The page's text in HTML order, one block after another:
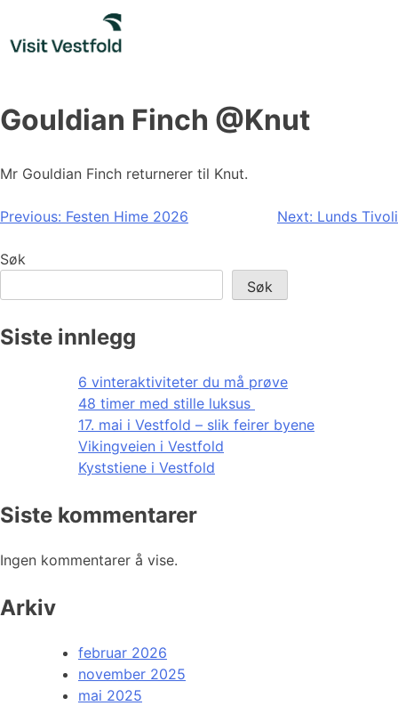
content
Gouldian Finch @Knut
Mr Gouldian Finch returnerer til Knut.
Innleggsnavigasjon
Previous: Festen Hime 2026 Next: Lunds Tivoli
Søk
Søk
Siste innlegg
6 vinteraktiviteter du må prøve
48 timer med stille luksus
17. mai i Vestfold – slik feirer byene
Vikingveien i Vestfold
Kyststiene i Vestfold
Siste kommentarer
Ingen kommentarer å vise.
Arkiv
februar 2026
november 2025
mai 2025